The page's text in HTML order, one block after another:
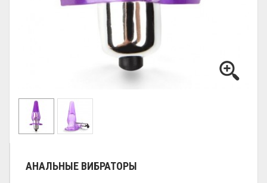
АНАЛЬНЫЕ ВИБРАТОРЫ